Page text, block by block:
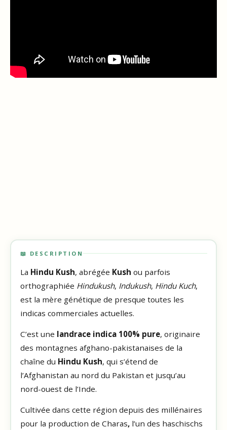
📖 DESCRIPTION
La Hindu Kush, abrégée Kush ou parfois
orthographiée Hindukush, Indukush, Hindu Kuch,
est la mère génétique de presque toutes les
indicas commerciales actuelles.
C’est une landrace indica 100% pure, originaire
des montagnes afghano-pakistanaises de la
chaîne du Hindu Kush, qui s’étend de
l’Afghanistan au nord du Pakistan et jusqu’au
nord-ouest de l’Inde.
Cultivée dans cette région depuis des millénaires
pour la production de Charas,l’un des haschischs